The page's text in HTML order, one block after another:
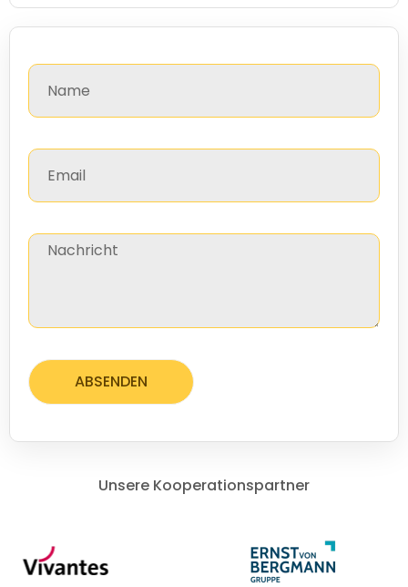
ABSENDEN
Unsere Kooperationspartner